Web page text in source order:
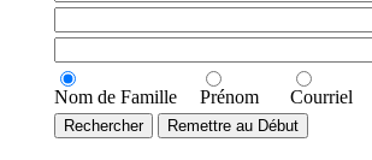
Nom de Famille Prénom Courriel